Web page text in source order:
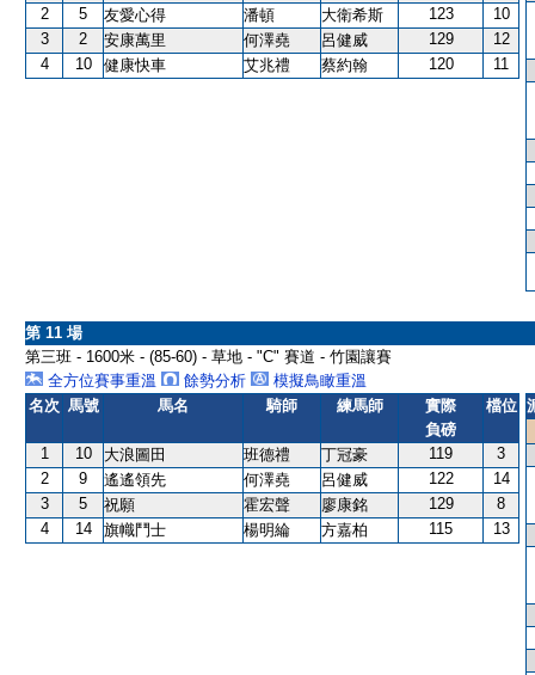
2
5 友愛心得 潘頓 大衛希斯 123
10
3
2 安康萬里 何澤堯 呂健威 129
12
4
10 健康快車 艾兆禮 蔡約翰 120 11
第 11 場
第三班 - 1600米 - (85-60) - 草地 - "C" 賽道 - 竹園讓賽
全方位賽事重溫
餘勢分析
模擬鳥瞰重溫
名次 馬號 馬名 騎師 練馬師
實際
負磅
檔位
1 10 大浪圖田 班德禮 丁冠豪 119
3
2
9 遙遙領先 何澤堯 呂健威 122
14
3
5 祝願 霍宏聲 廖康銘 129
8
4
14 旗幟鬥士 楊明綸 方嘉柏 115 13